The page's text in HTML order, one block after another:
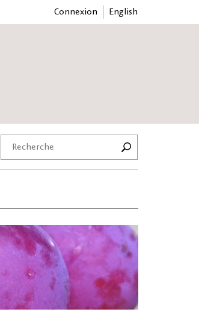
Connexion English